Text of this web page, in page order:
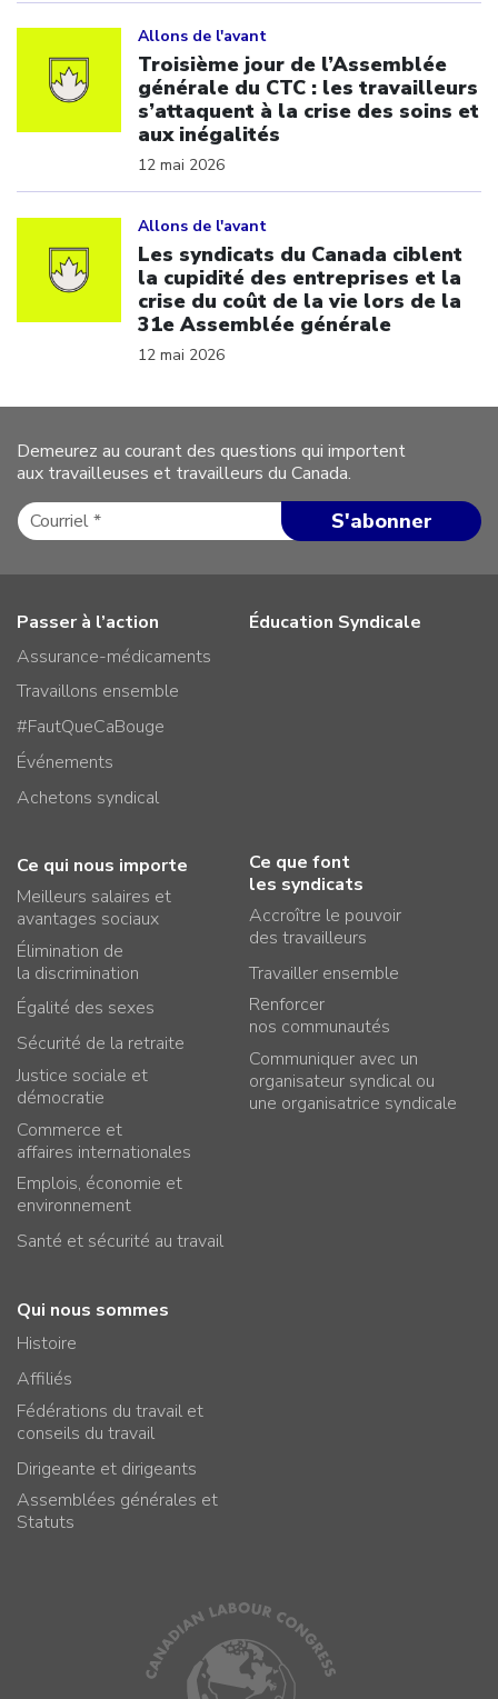
Allons de l'avant
Troisième jour de l’Assemblée
générale du CTC : les travailleurs
s’attaquent à la crise des soins et
aux inégalités
12 mai 2026
Allons de l'avant
Les syndicats du Canada ciblent
la cupidité des entreprises et la
crise du coût de la vie lors de la
31e Assemblée générale
12 mai 2026
Demeurez au courant des questions qui importent
aux travailleuses et travailleurs du Canada.
Passer à l’action
Assurance-médicaments
Travaillons ensemble
#FautQueCaBouge
Événements
Achetons syndical
Éducation Syndicale
Ce qui nous importe
Meilleurs salaires et
avantages sociaux
Élimination de
la discrimination
Égalité des sexes
Sécurité de la retraite
Justice sociale et
démocratie
Commerce et
affaires internationales
Emplois, économie et
environnement
Santé et sécurité au travail
Ce que font
les syndicats
Accroître le pouvoir
des travailleurs
Travailler ensemble
Renforcer
nos communautés
Communiquer avec un
organisateur syndical ou
une organisatrice syndicale
Qui nous sommes
Histoire
Affiliés
Fédérations du travail et
conseils du travail
Dirigeante et dirigeants
Assemblées générales et
Statuts